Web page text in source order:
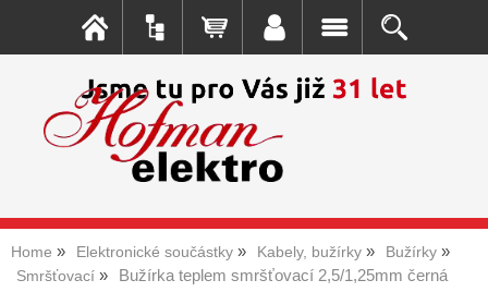
Home Elektronické součástky Kabely, bužírky
Bužírky
Smršťovací
Bužírka teplem smršťovací 2,5/1,25mm černá